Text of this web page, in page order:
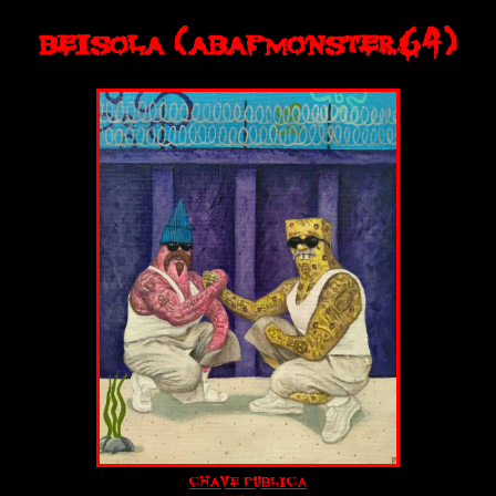
beisola (abapmonster64)
chave publica